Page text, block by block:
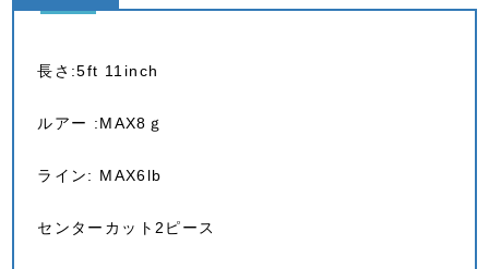
長さ:5ft 11inch
ルアー :MAX8ｇ
ライン: MAX6lb
センターカット2ピース